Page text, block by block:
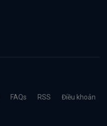
FAQs RSS Điều khoản